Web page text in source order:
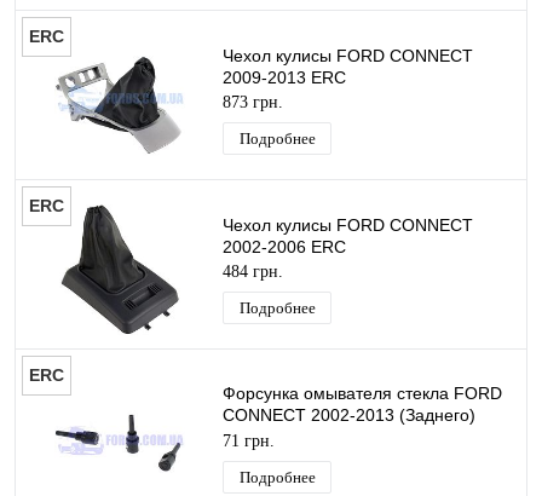
ERC
Чехол кулисы FORD CONNECT
2009-2013 ERC
873 грн.
Подробнее
ERC
Чехол кулисы FORD CONNECT
2002-2006 ERC
484 грн.
Подробнее
ERC
Форсунка омывателя стекла FORD
CONNECT 2002-2013 (Заднего)
ERC
71 грн.
Подробнее